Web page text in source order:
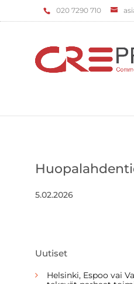
‌020 7290 710
5.02.2026
Uutiset
Helsinki, Espoo vai